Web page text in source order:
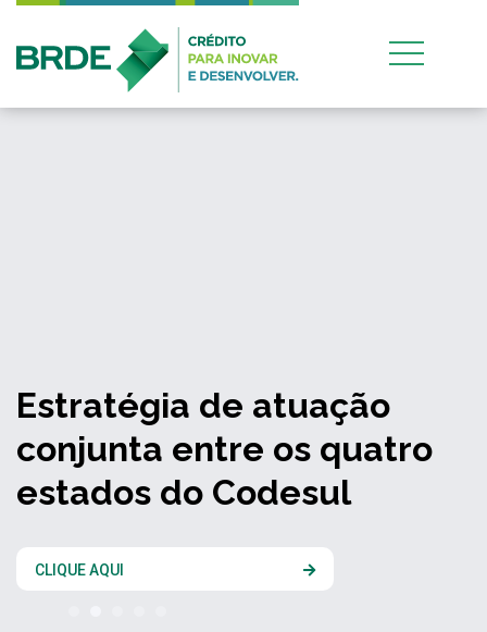
Estratégia de atuação
conjunta entre os quatro
estados do Codesul
CLIQUE AQUI